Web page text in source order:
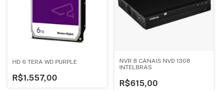
HD 6 TERA WD PURPLE
R$1.557,00
NVR 8 CANAIS NVD 1308
INTELBRAS
R$615,00